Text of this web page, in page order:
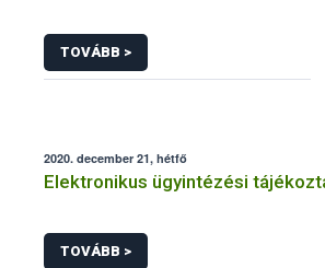
TOVÁBB >
2020. december 21, hétfő
Elektronikus ügyintézési
TOVÁBB >